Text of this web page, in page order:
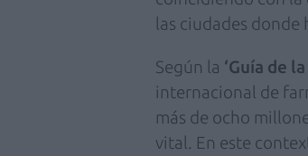
las ciudades donde
Según la ‘Guía de
internacional de
más de ocho
vital. En este